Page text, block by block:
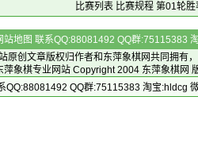
比赛列表 比赛规程 第01轮胜
站地图 联系QQ:88081492 QQ群:75115383
原创文章版权归作者和 东萍象棋网共同拥有
萍象棋专业网站 Copyright 2004 东萍象棋网
QQ:88081492 QQ群:75115383 淘宝:hldcg